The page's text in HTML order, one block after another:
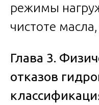
режимы
чистоте
Глава 3.
отказов